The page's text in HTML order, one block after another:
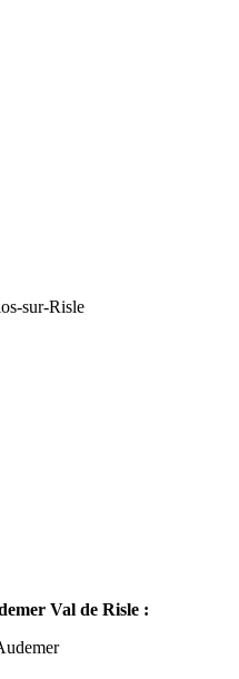
sur-Risle
Val de Risle :